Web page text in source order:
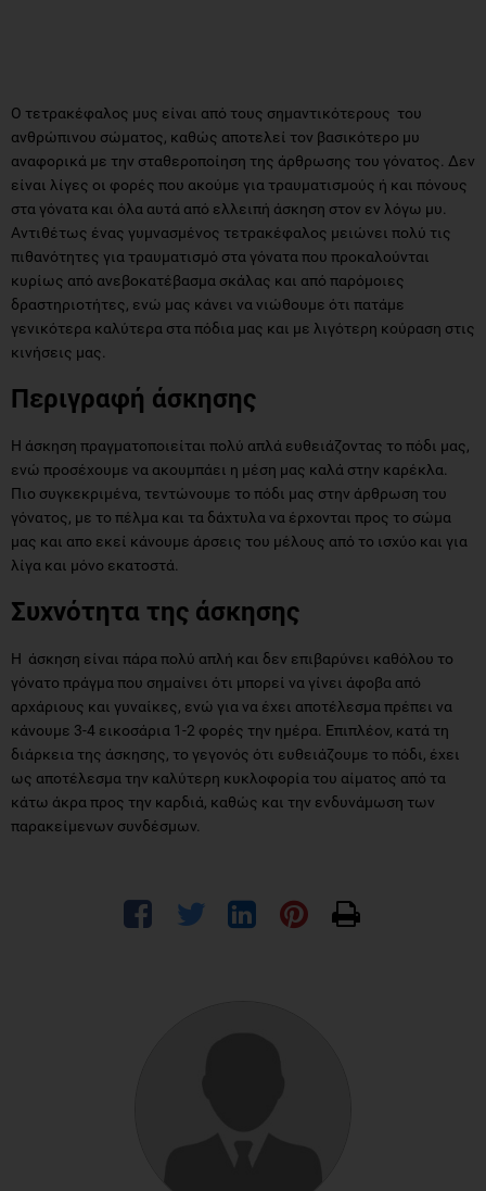
Ο τετρακέφαλος μυς είναι από τους σημαντικότερους του
ανθρώπινου σώματος, καθώς αποτελεί τον βασικότερο μυ
αναφορικά με την σταθεροποίηση της άρθρωσης του γόνατος. Δεν
είναι λίγες οι φορές που ακούμε για τραυματισμούς ή και πόνους
στα γόνατα και όλα αυτά από ελλειπή άσκηση στον εν λόγω μυ.
Αντιθέτως ένας γυμνασμένος τετρακέφαλος μειώνει πολύ τις
πιθανότητες για τραυματισμό στα γόνατα που προκαλούνται
κυρίως από ανεβοκατέβασμα σκάλας και από παρόμοιες
δραστηριοτήτες, ενώ μας κάνει να νιώθουμε ότι πατάμε
γενικότερα καλύτερα στα πόδια μας και με λιγότερη κούραση στις
κινήσεις μας.
Περιγραφή άσκησης
Η άσκηση πραγματοποιείται πολύ απλά ευθειάζοντας το πόδι μας,
ενώ προσέχουμε να ακουμπάει η μέση μας καλά στην καρέκλα.
Πιο συγκεκριμένα, τεντώνουμε το πόδι μας στην άρθρωση του
γόνατος, με το πέλμα και τα δάχτυλα να έρχονται προς το σώμα
μας και απο εκεί κάνουμε άρσεις του μέλους από το ισχύο και για
λίγα και μόνο εκατοστά.
Συχνότητα της άσκησης
Η άσκηση είναι πάρα πολύ απλή και δεν επιβαρύνει καθόλου το
γόνατο πράγμα που σημαίνει ότι μπορεί να γίνει άφοβα από
αρχάριους και γυναίκες, ενώ για να έχει αποτέλεσμα πρέπει να
κάνουμε 3-4 εικοσάρια 1-2 φορές την ημέρα. Επιπλέον, κατά τη
διάρκεια της άσκησης, το γεγονός ότι ευθειάζουμε το πόδι, έχει
ως αποτέλεσμα την καλύτερη κυκλοφορία του αίματος από τα
κάτω άκρα προς την καρδιά, καθώς και την ενδυνάμωση των
παρακείμενων συνδέσμων.